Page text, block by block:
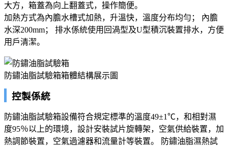
大方，箱蓋為向上翻蓋式，操作簡便。
加熱方式為內膽水槽式加熱，升溫快，溫度分布均勻； 內膽
水深200mm； 排水係統使用回渦型及U型積沉裝置排水，方便
用戶清潔。
防鏽油脂試驗箱箱體結構展示圖
控製係統
防鏽油脂試驗箱設備符合規定標準的溫度49±1℃，和相對濕
度95％以上的環境，設計安裝試片旋轉架，空氣供給裝置，加
熱調節裝置，空氣過濾器和流量計等裝置。 防鏽油脂濕熱試